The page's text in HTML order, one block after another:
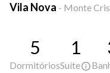
Vila Nova - Monte
5
Dormitórios
1
Suíte